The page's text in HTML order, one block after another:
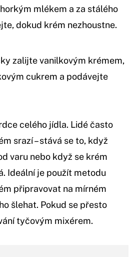
mlékem a za stálého
dokud krém nezhoustne.
zalijte vanilkovým krémem,
cukrem a podávejte
celého jídla. Lidé často
srazí – stává se to, když
varu nebo když se krém
Ideální je použít metodu
připravovat na mírném
šlehat. Pokud se přesto
tyčovým mixérem.